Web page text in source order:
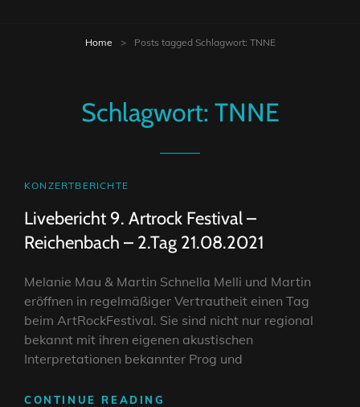
Home > Posts tagged Schlagwort: TNNE
Schlagwort: TNNE
CAT
KONZERTBERICHTE
Livebericht 9. Artrock Festival –
Reichenbach – 2.Tag 21.08.2021
Melanie Mau & Martin Schnella Melli und Martin
eröffnen in regelmäßiger Vertrautheit einen Tag
beim ArtRockFestival. Sie sind nicht nur regional
bekannt mit ihren eigenen akustischen
Interpretationen bekannter Prog und
CONTINUE READING